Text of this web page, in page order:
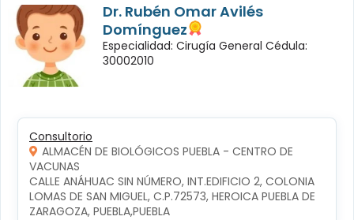
Dr. Rubén Omar Avilés
Domínguez
Especialidad: Cirugía General Cédula:
30002010
Consultorio
ALMACÉN DE BIOLÓGICOS PUEBLA - CENTRO DE
VACUNAS
CALLE ANÁHUAC SIN NÚMERO, INT.EDIFICIO 2, COLONIA
LOMAS DE SAN MIGUEL, C.P.72573, HEROICA PUEBLA DE
ZARAGOZA, PUEBLA,PUEBLA